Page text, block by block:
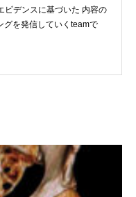
ビデンスに基づいた 内容の
グを発信していくteamで